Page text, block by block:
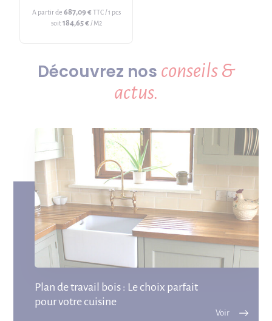
A partir de 687,09 € TTC / 1 pcs
soit184,65 € / M2
Découvrez nos conseils &
actus.
Plan de travail bois : Le choix parfait
pour votre cuisine